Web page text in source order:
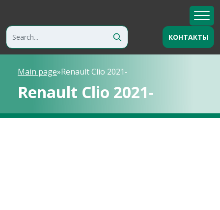
КОНТАКТЫ
Main page»Renault Clio 2021-
Renault Clio 2021-